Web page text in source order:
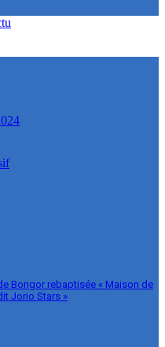
Bongor rebaptisée « Maison de
Jorio Stars »